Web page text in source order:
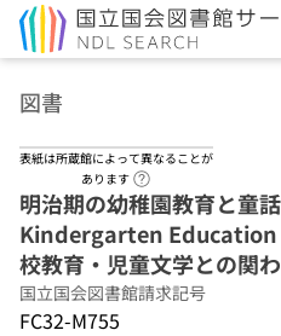
図書
表紙は所蔵館によって異なることが
あります
明治期の幼稚園教育と童
Kindergarten Education
校教育・児童文学との関
国立国会図書館請求記号
FC32-M755